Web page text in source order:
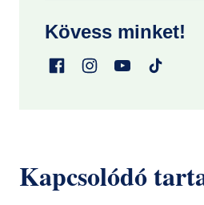
Kövess minket!
Kapcsolódó